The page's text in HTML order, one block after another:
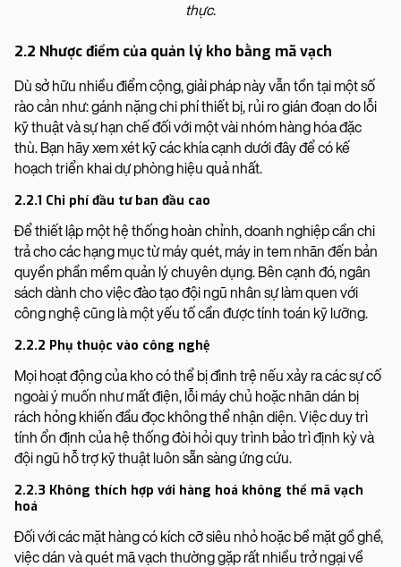
thực.
2.2 Nhược điểm của quản lý kho bằng mã vạch
Dù sở hữu nhiều điểm cộng, giải pháp này vẫn tồn tại một số
rào cản như: gánh nặng chi phí thiết bị, rủi ro gián đoạn do lỗi
kỹ thuật và sự hạn chế đối với một vài nhóm hàng hóa đặc
thù. Bạn hãy xem xét kỹ các khía cạnh dưới đây để có kế
hoạch triển khai dự phòng hiệu quả nhất.
2.2.1 Chi phí đầu tư ban đầu cao
Để thiết lập một hệ thống hoàn chỉnh, doanh nghiệp cần chi
trả cho các hạng mục từ máy quét, máy in tem nhãn đến bản
quyền phần mềm quản lý chuyên dụng. Bên cạnh đó, ngân
sách dành cho việc đào tạo đội ngũ nhân sự làm quen với
công nghệ cũng là một yếu tố cần được tính toán kỹ lưỡng.
2.2.2 Phụ thuộc vào công nghệ
Mọi hoạt động của kho có thể bị đình trệ nếu xảy ra các sự cố
ngoài ý muốn như mất điện, lỗi máy chủ hoặc nhãn dán bị
rách hỏng khiến đầu đọc không thể nhận diện. Việc duy trì
tính ổn định của hệ thống đòi hỏi quy trình bảo trì định kỳ và
đội ngũ hỗ trợ kỹ thuật luôn sẵn sàng ứng cứu.
2.2.3 Không thích hợp với hàng hoá không thể mã vạch
hoá
Đối với các mặt hàng có kích cỡ siêu nhỏ hoặc bề mặt gồ ghề,
việc dán và quét mã vạch thường gặp rất nhiều trở ngại về